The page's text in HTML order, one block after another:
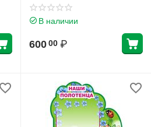
мм), ПВХ, 3 кармана А6
(плоский)
В наличии
600 00 ₽